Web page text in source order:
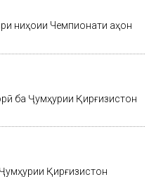
ниҳоии Чемпионати ҷаҳон
ба Ҷумҳурии Қирғизистон
Қирғизистон